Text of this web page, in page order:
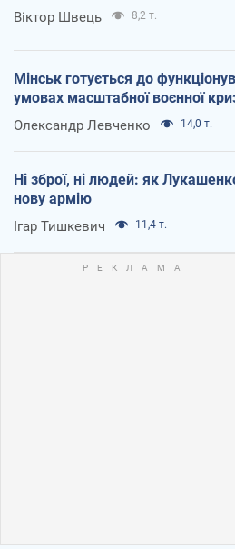
Віктор Швець 8,2 т.
Мінськ готується до
умовах масштабної воєнної
Олександр Левченко 14,0 т.
Ні зброї, ні людей: як
нову армію
Ігар Тишкевич 11,4 т.